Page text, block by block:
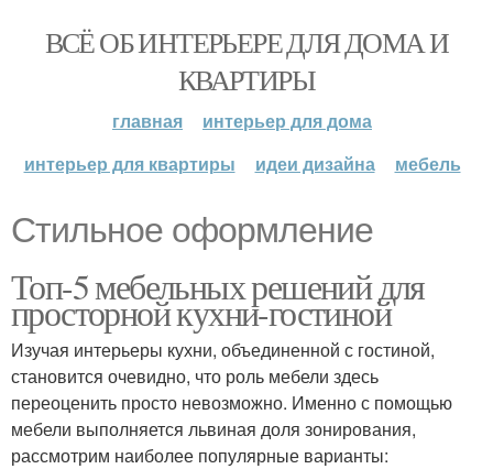
ВСЁ ОБ ИНТЕРЬЕРЕ ДЛЯ ДОМА И
КВАРТИРЫ
главная
интерьер для дома
интерьер для квартиры
идеи дизайна мебель
Стильное оформление
Топ-5 мебельных решений для
просторной кухни-гостиной
Изучая интерьеры кухни, объединенной с гостиной,
становится очевидно, что роль мебели здесь
переоценить просто невозможно. Именно с помощью
мебели выполняется львиная доля зонирования,
рассмотрим наиболее популярные варианты: